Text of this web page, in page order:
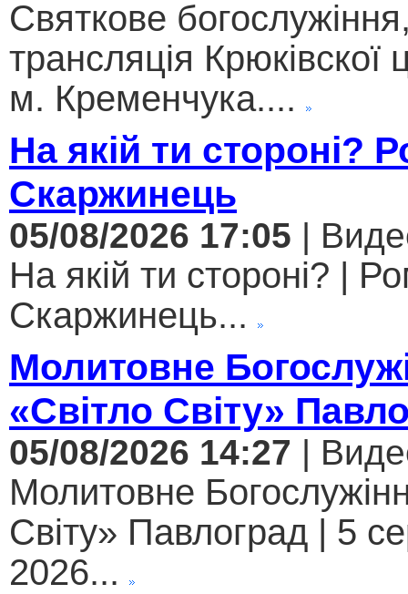
Святкове
трансляція
м. Кременчука....
На якій ти стороні?
Скаржинець
05/08/2026 17:05 |
На якій ти стороні? |
Скаржинець...
Молитовне
«Світло Світу»
05/08/2026 14:27 |
Молитовне
Світу» Павлоград | 5
2026...